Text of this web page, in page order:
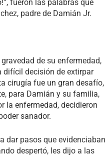
fueron las palabras que
padre de Damián Jr.
de su enfermedad,
difícil decisión de extirpar
cirugía fue un gran desafío,
para Damián y su familia,
la enfermedad, decidieron
sanador.
dar pasos que evidenciaban
despertó, les dijo a las